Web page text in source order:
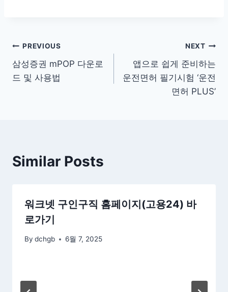
글
탐
PREVIOUS
삼성증권 mPOP 다운로
드 및 사용법
NEXT
앱으로 쉽게 준비하는
운전면허 필기시험 ‘운전
면허 PLUS’
Similar Posts
워크넷 구인구직 홈페이지(고용24) 바
로가기
By dchgb 6월 7, 2025